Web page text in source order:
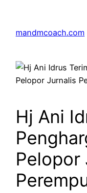
content
mandmcoach.com
Hj Ani
Pelopor